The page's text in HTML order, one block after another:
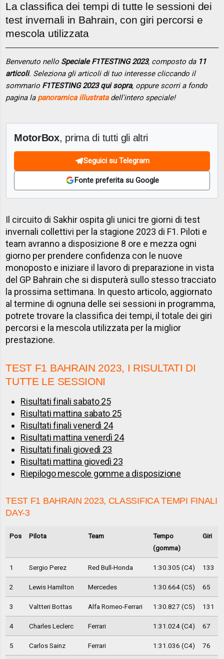
La classifica dei tempi di tutte le sessioni dei
test invernali in Bahrain, con giri percorsi e
mescola utilizzata
Benvenuto nello Speciale F1TESTING 2023, composto da 11
articoli. Seleziona gli articoli di tuo interesse cliccando il
sommario F1TESTING 2023 qui sopra, oppure scorri a fondo
pagina la panoramica illustratadell'intero speciale!
MotorBox, prima di tutti gli altri
Seguici su Telegram
Fonte preferita su Google
Il circuito di Sakhir ospita gli unici tre giorni di test
invernali collettivi per la stagione 2023 di F1. Piloti e
team avranno a disposizione 8 ore e mezza ogni
giorno per prendere confidenza con le nuove
monoposto e iniziare il lavoro di preparazione in vista
del GP Bahrain che si disputerà sullo stesso tracciato
la prossima settimana. In questo articolo, aggiornato
al termine di ognuna delle sei sessioni in programma,
potrete trovare la classifica dei tempi, il totale dei giri
percorsi e la mescola utilizzata per la miglior
prestazione.
TEST F1 BAHRAIN 2023, I RISULTATI DI
TUTTE LE SESSIONI
Risultati finali sabato 25
Risultati mattina sabato 25
Risultati finali venerdì 24
Risultati mattina venerdì 24
Risultati finali giovedì 23
Risultati mattina giovedì 23
Riepilogo mescole gomme a disposizione
TEST F1 BAHRAIN 2023, CLASSIFICA TEMPI FINALI
DAY-3
Pos Pilota Team
Tempo
(gomma)
Giri
1 Sergio Perez Red Bull-Honda 1:30.305 (C4) 133
2 Lewis Hamilton Mercedes 1:30.664 (C5) 65
3 Valtteri Bottas Alfa Romeo-Ferrari 1:30.827 (C5) 131
4 Charles Leclerc Ferrari 1:31.024 (C4) 67
5 Carlos Sainz Ferrari 1:31.036 (C4) 76